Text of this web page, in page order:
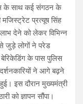
के साथ कई संगठन के
मजिस्ट्रेट प्रत्यूष सिंह
देने को लेकर विभिन्न
जुड़े लोगों ने परेड
के पास पुलिस
ने आगे बढ़ने
इस दौरान मुख्यमंत्री
को ज्ञापन सौंपा।